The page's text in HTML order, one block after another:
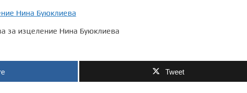
за изцеление Нина Буюклиева
Tweet